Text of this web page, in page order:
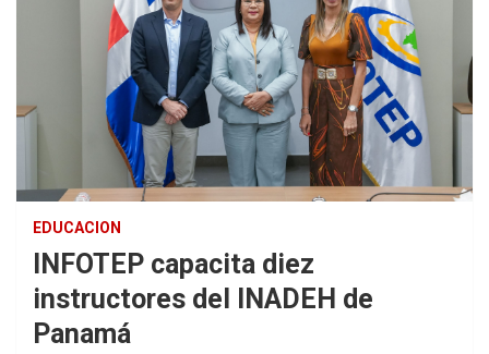
EDUCACION
INFOTEP capacita diez
instructores del INADEH de
Panamá